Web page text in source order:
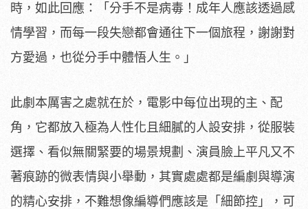
時，如此回應：「分手不是病毒！成年人應該透過感
情學習，而每一段失戀都會通往下一個旅程，謝謝對
方愛過，也從分手中體悟人生。」
此劇本厲害之處就在於，電影中每位出現的主、配
角，它都放入極為人性化且細膩的人設安排，從服裝
選擇、看似無關緊要的場景規劃、演員臉上平凡又不
著痕跡的微表情與小舉動，其實處處都是編劇與導演
的精心安排，不難想像編導們應該是「細節控」，可